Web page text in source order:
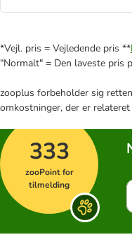
*Vejl. pris = Vejledende pris **
"Normalt" = Den laveste pris
zooplus forbeholder sig
omkostninger, der er
333
zooPoint for
tilmelding